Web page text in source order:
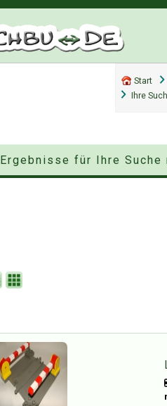
Start
Ihre
Ergebnisse für Ihre Suche